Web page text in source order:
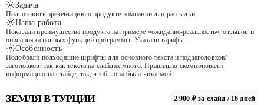
Задача
Подготовить презентацию о продукте компании для рассылки.
Наша работа
Показали преимущества продукта на примере «ожидание-реальность», отзывов и
описания основных функций программы. Указали тарифы.
Особенность
Подобрали подходящие шрифты для основного текста и подзаголовков/
заголовков, так как текста на слайдах много. Правильно скомпоновали
информацию на слайде, так, чтобы она была читаемой.
ЗЕМЛЯ В ТУРЦИИ 2 900 ₽ за слайд / 16 дней